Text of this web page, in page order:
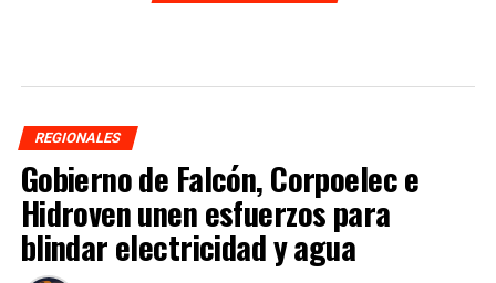
REGIONALES
Gobierno de Falcón, Corpoelec e
Hidroven unen esfuerzos para
blindar electricidad y agua